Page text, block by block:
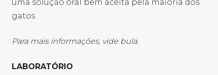
uma solução oral bem aceita pela maioria dos
gatos.
​Para mais informações, vide bula.
​LABORATÓRIO